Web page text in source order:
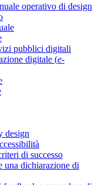
operativo di design
pubblici digitali
digitale (e-
design
di successo
una dichiarazione di